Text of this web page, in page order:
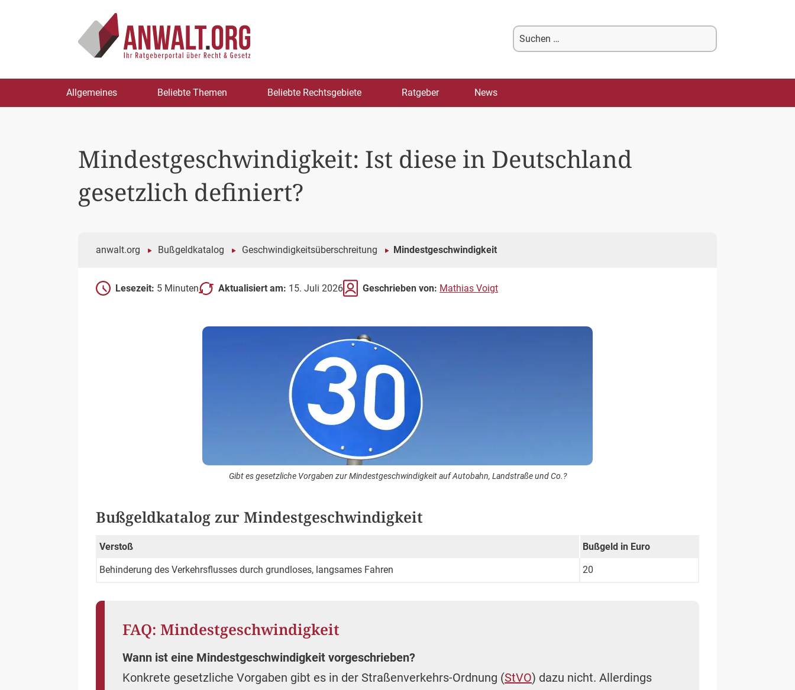
Suchen
nach:
springen
Allgemeines Beliebte Themen Beliebte Rechtsgebiete Ratgeber News
Mindestgeschwindigkeit: Ist diese in Deutschland
gesetzlich definiert?
anwalt.org Bußgeldkatalog Geschwindigkeitsüberschreitung Mindestgeschwindigkeit
Lesezeit: 5 Minuten Aktualisiert am: 15. Juli 2026 Geschrieben von: Mathias Voigt
Gibt es gesetzliche Vorgaben zur Mindestgeschwindigkeit auf Autobahn, Landstraße und Co.?
Bußgeldkatalog zur Mindestgeschwindigkeit
Verstoß Bußgeld in Euro
Behinderung des Verkehrsflusses durch grundloses, langsames Fahren 20
FAQ: Mindestgeschwindigkeit
Wann ist eine Mindestgeschwindigkeit vorgeschrieben?
Konkrete gesetzliche Vorgaben gibt es in der Straßenverkehrs-Ordnung (StVO) dazu nicht. Allerdings